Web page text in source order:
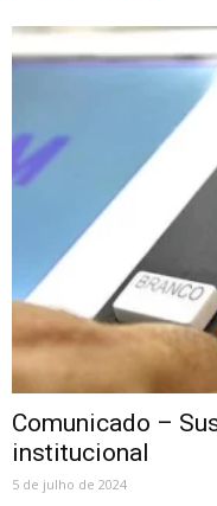
Comunicado –
institucional
5 de julho de 2024